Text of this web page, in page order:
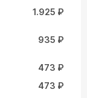
1.925 ₽
935 ₽
473 ₽
473 ₽